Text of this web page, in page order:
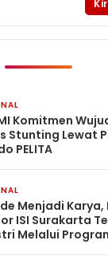
Komitmen
Stunting Lewat
PELITA
Menjadi
ISI Surakarta
Melalui